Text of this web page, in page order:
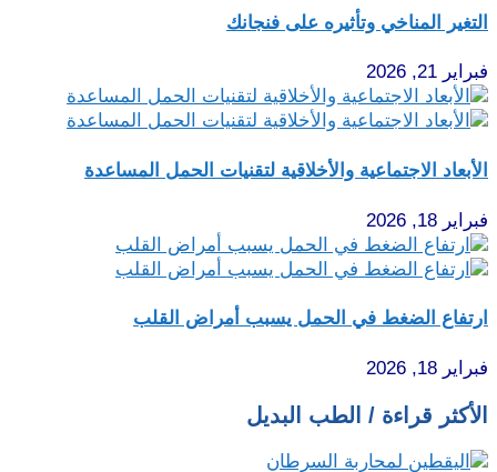
التغير المناخي وتأثيره على فنجانك
فبراير 21, 2026
الأبعاد الاجتماعية والأخلاقية لتقنيات الحمل المساعدة
فبراير 18, 2026
ارتفاع الضغط في الحمل يسبب أمراض القلب
فبراير 18, 2026
الأكثر قراءة / الطب البديل